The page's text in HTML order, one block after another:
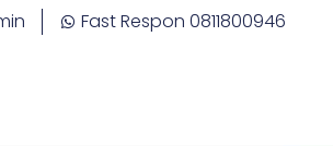
Fast Respon 0811800946